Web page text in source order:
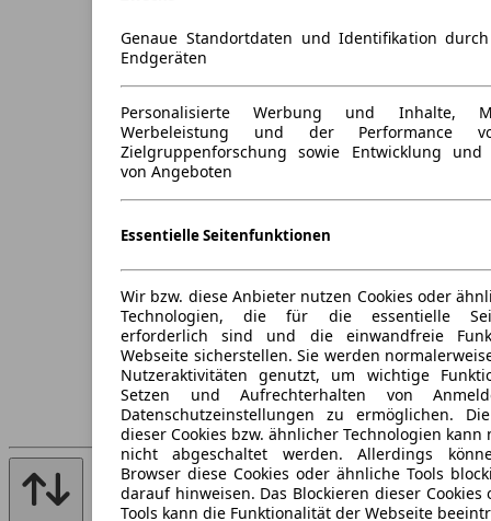
Genaue Standortdaten und Identifikation
Endgeräten
Personalisierte Werbung und Inhalte,
Werbeleistung und der Performance
Zielgruppenforschung sowie Entwicklung und
von Angeboten
Essentielle Seitenfunktionen
Wir bzw. diese Anbieter nutzen Cookies oder
Technologien, die für die essentielle
erforderlich sind und die einwandfreie
Webseite sicherstellen. Sie werden
Nutzeraktivitäten genutzt, um wichtige
Setzen und Aufrechterhalten von
Datenschutzeinstellungen zu ermöglichen.
dieser Cookies bzw. ähnlicher Technologien kann
nicht abgeschaltet werden. Allerdings
Browser diese Cookies oder ähnliche Tools
darauf hinweisen. Das Blockieren dieser
Tools kann die Funktionalität der Webseite